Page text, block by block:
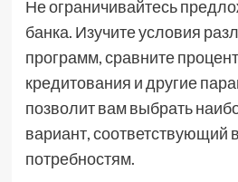
Не ограничивайтесь
банка. Изучите условия
программ, сравните
кредитования и другие
позволит вам выбрать
вариант, соответствующий
потребностям.